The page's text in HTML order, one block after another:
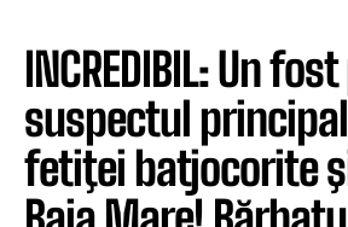
INCREDIBIL: Un
suspectul
fetiţei batjocorite